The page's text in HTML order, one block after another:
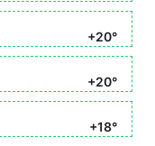
+20°
+20°
+18°